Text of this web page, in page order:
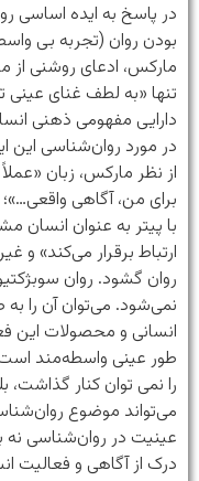
در پاسخ به ایده اساسی
بودن روان (تجربه بی
مارکس، ادعای روشنی از
تنها «به لطف غنای عینی
دارایی مفهومی ذهنی
در مورد روان‌شناسی این
از نظر مارکس، زبان
برای من، آگاهی
با پیتر به عنوان انسان
ارتباط برقرار می‌کند» و
روان گشود. روان
نمی‌شود. می‌توان آن را
انسانی و محصولات این
طور عینی واسطه‌مند
را نمی توان کنار گذاشت،
می‌تواند موضوع
عینیت در روان‌شناسی نه
درک از آگاهی و فعالیت